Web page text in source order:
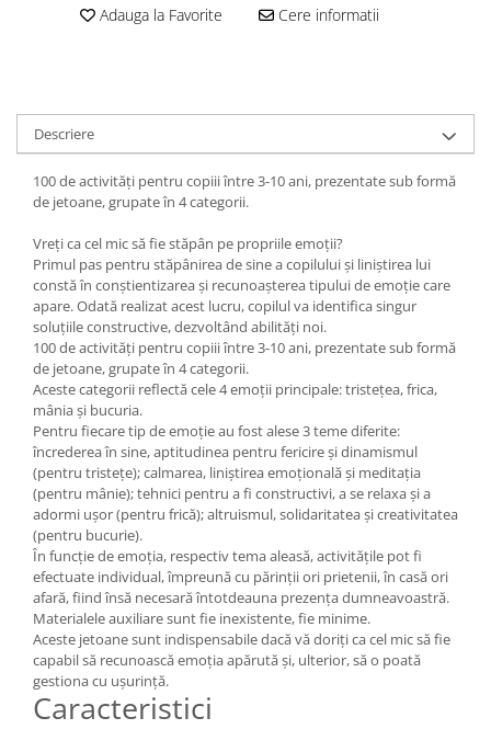
Adauga la Favorite Cere informatii
Descriere
100 de activități pentru copiii între 3-10 ani, prezentate sub formă
de jetoane, grupate în 4 categorii.
Vreți ca cel mic să fie stăpân pe propriile emoții?
Primul pas pentru stăpânirea de sine a copilului și liniștirea lui
constă în conștientizarea și recunoașterea tipului de emoție care
apare. Odată realizat acest lucru, copilul va identifica singur
soluțiile constructive, dezvoltând abilități noi.
100 de activități pentru copiii între 3-10 ani, prezentate sub formă
de jetoane, grupate în 4 categorii.
Aceste categorii reflectă cele 4 emoții principale: tristețea, frica,
mânia și bucuria.
Pentru fiecare tip de emoție au fost alese 3 teme diferite:
încrederea în sine, aptitudinea pentru fericire și dinamismul
(pentru tristețe); calmarea, liniștirea emoțională și meditația
(pentru mânie); tehnici pentru a fi constructivi, a se relaxa și a
adormi ușor (pentru frică); altruismul, solidaritatea și creativitatea
(pentru bucurie).
În funcție de emoția, respectiv tema aleasă, activitățile pot fi
efectuate individual, împreună cu părinții ori prietenii, în casă ori
afară, fiind însă necesară întotdeauna prezența dumneavoastră.
Materialele auxiliare sunt fie inexistente, fie minime.
Aceste jetoane sunt indispensabile dacă vă doriți ca cel mic să fie
capabil să recunoască emoția apărută și, ulterior, să o poată
gestiona cu ușurință.
Caracteristici